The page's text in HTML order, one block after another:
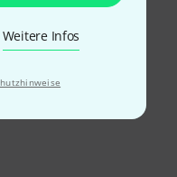
Weitere Infos